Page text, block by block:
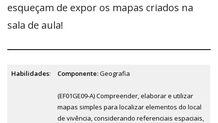
esqueçam de expor os mapas criados na
sala de aula!
Habilidades: Componente:Geografia
(EF01GE09-A) Compreender, elaborar e utilizar
mapas simples para localizar elementos do local
de vivência, considerando referenciais espaciais,